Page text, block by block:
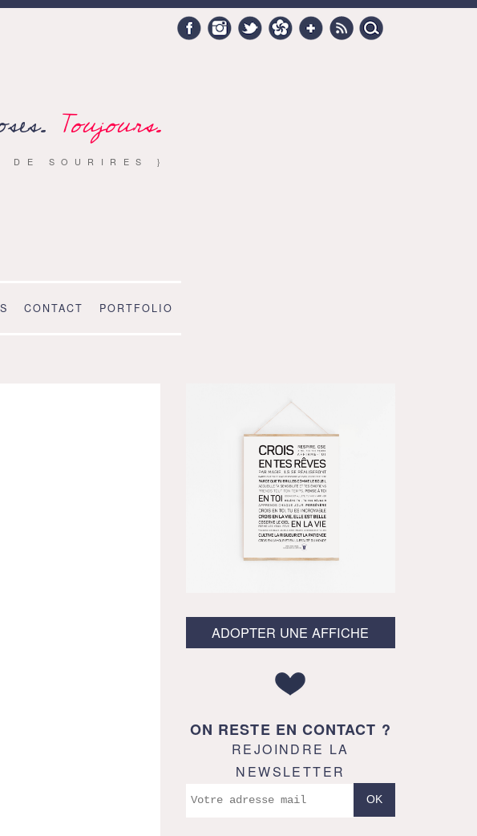
Search
for:
FacebookInstagramTwitter HellocotonGoogle +
RSS
Toujours.
DE SOURIRES }
CONTACT PORTFOLIO
ADOPTER UNE AFFICHE
ON RESTE EN CONTACT ?
REJOINDRE LA
NEWSLETTER